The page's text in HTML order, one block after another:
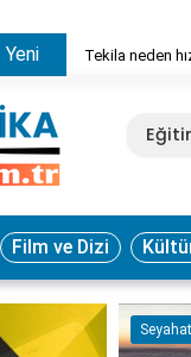
Yeni Tekila neden
Film ve Dizi
Seyahat